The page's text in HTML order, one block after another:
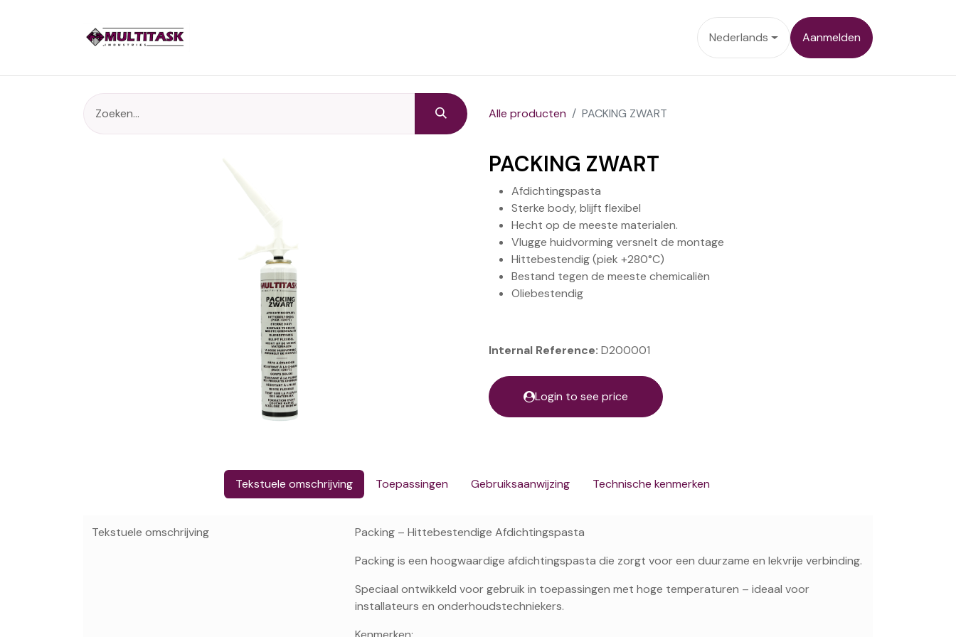
Nederlands Aanmelden
Alle producten PACKING ZWART
PACKING ZWART
Afdichtingspasta
Sterke body, blijft flexibel
Hecht op de meeste materialen.
Vlugge huidvorming versnelt de montage
Hittebestendig (piek +280°C)
Bestand tegen de meeste chemicaliën
Oliebestendig
Internal Reference: D200001
Login to see price
Tekstuele omschrijving Toepassingen Gebruiksaanwijzing Technische kenmerken
Tekstuele omschrijving
Packing – Hittebestendige Afdichtingspasta
Packing is een hoogwaardige afdichtingspasta die zorgt voor een duurzame en lekvrije verbinding.
Speciaal ontwikkeld voor gebruik in toepassingen met hoge temperaturen – ideaal voor
installateurs en onderhoudstechniekers.